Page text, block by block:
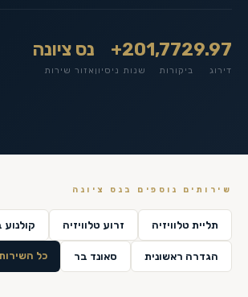
9.97
דירוג
1,772
ביקורות
20+
שנות ניסיון
נס ציונה
אזור שירות
שירותים נוספים ב נס ציונה
תליית טלוויזיה זרוע טלוויזיה קולנוע
הגדרה ראשונית סאונד בר כל